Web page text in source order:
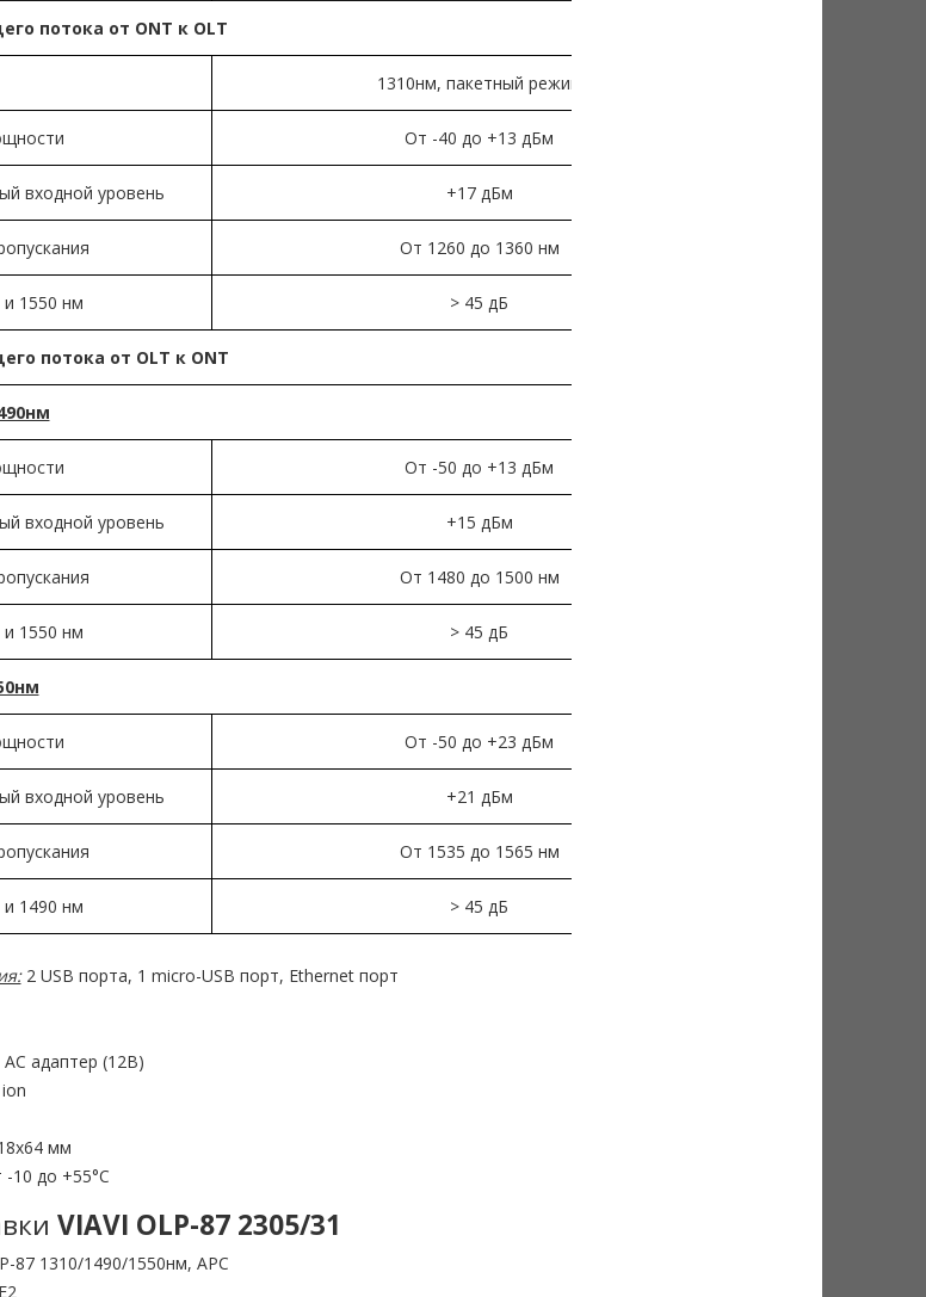
потока от ONT к OLT
1310нм, пакетный режим
От -40 до +13 дБм
входной уровень +17 дБм
От 1260 до 1360 нм
и 1550 нм > 45 дБ
потока от OLT к ONT
От -50 до +13 дБм
входной уровень +15 дБм
От 1480 до 1500 нм
и 1550 нм > 45 дБ
От -50 до +23 дБм
входной уровень +21 дБм
От 1535 до 1565 нм
и 1490 нм > 45 дБ
2 USB порта, 1 micro-USB порт, Ethernet порт
адаптер (12В)
мм
10 до +55°С
VIAVI OLP-87 2305/31
87 1310/1490/1550нм, APC